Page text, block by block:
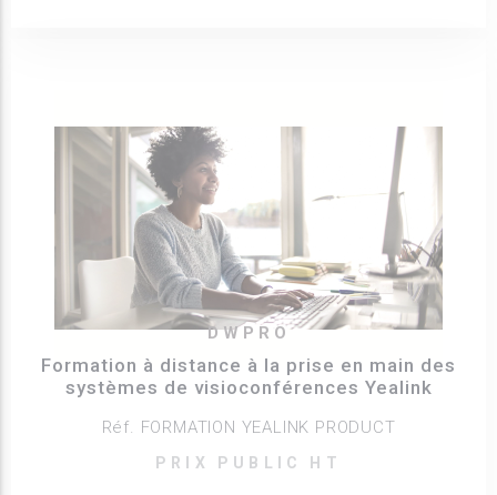
DWPRO
Formation à distance à la prise en main des
systèmes de visioconférences Yealink
Réf. FORMATION YEALINK PRODUCT
PRIX PUBLIC HT